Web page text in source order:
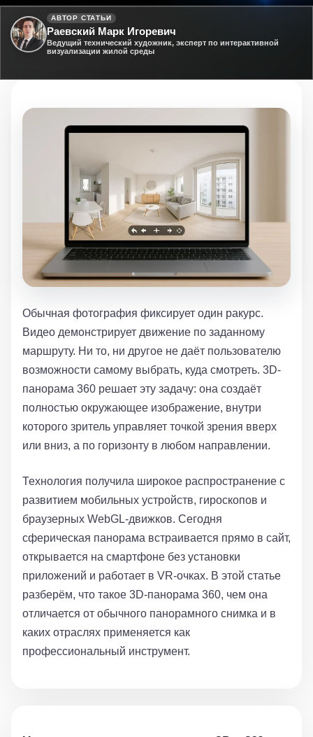
АВТОР СТАТЬИ
Раевский Марк Игоревич
Ведущий технический художник, эксперт по интерактивной
визуализации жилой среды
Обычная фотография фиксирует один ракурс.
Видео демонстрирует движение по заданному
маршруту. Ни то, ни другое не даёт пользователю
возможности самому выбрать, куда смотреть. 3D-
панорама 360 решает эту задачу: она создаёт
полностью окружающее изображение, внутри
которого зритель управляет точкой зрения вверх
или вниз, а по горизонту в любом направлении.
Технология получила широкое распространение с
развитием мобильных устройств, гироскопов и
браузерных WebGL-движков. Сегодня
сферическая панорама встраивается прямо в сайт,
открывается на смартфоне без установки
приложений и работает в VR-очках. В этой статье
разберём, что такое 3D-панорама 360, чем она
отличается от обычного панорамного снимка и в
каких отраслях применяется как
профессиональный инструмент.